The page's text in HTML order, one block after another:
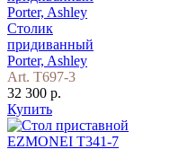
Столик
придиванный
Porter, Ashley
Art. T697-3
32 300 р.
Купить